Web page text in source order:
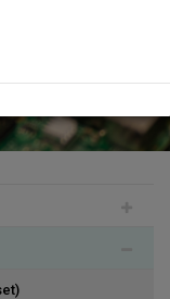
Microsoft